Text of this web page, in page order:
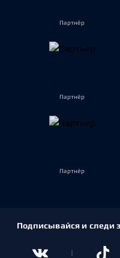
Партнёр
Партнёр
Партнёр
Подписывайся и следи